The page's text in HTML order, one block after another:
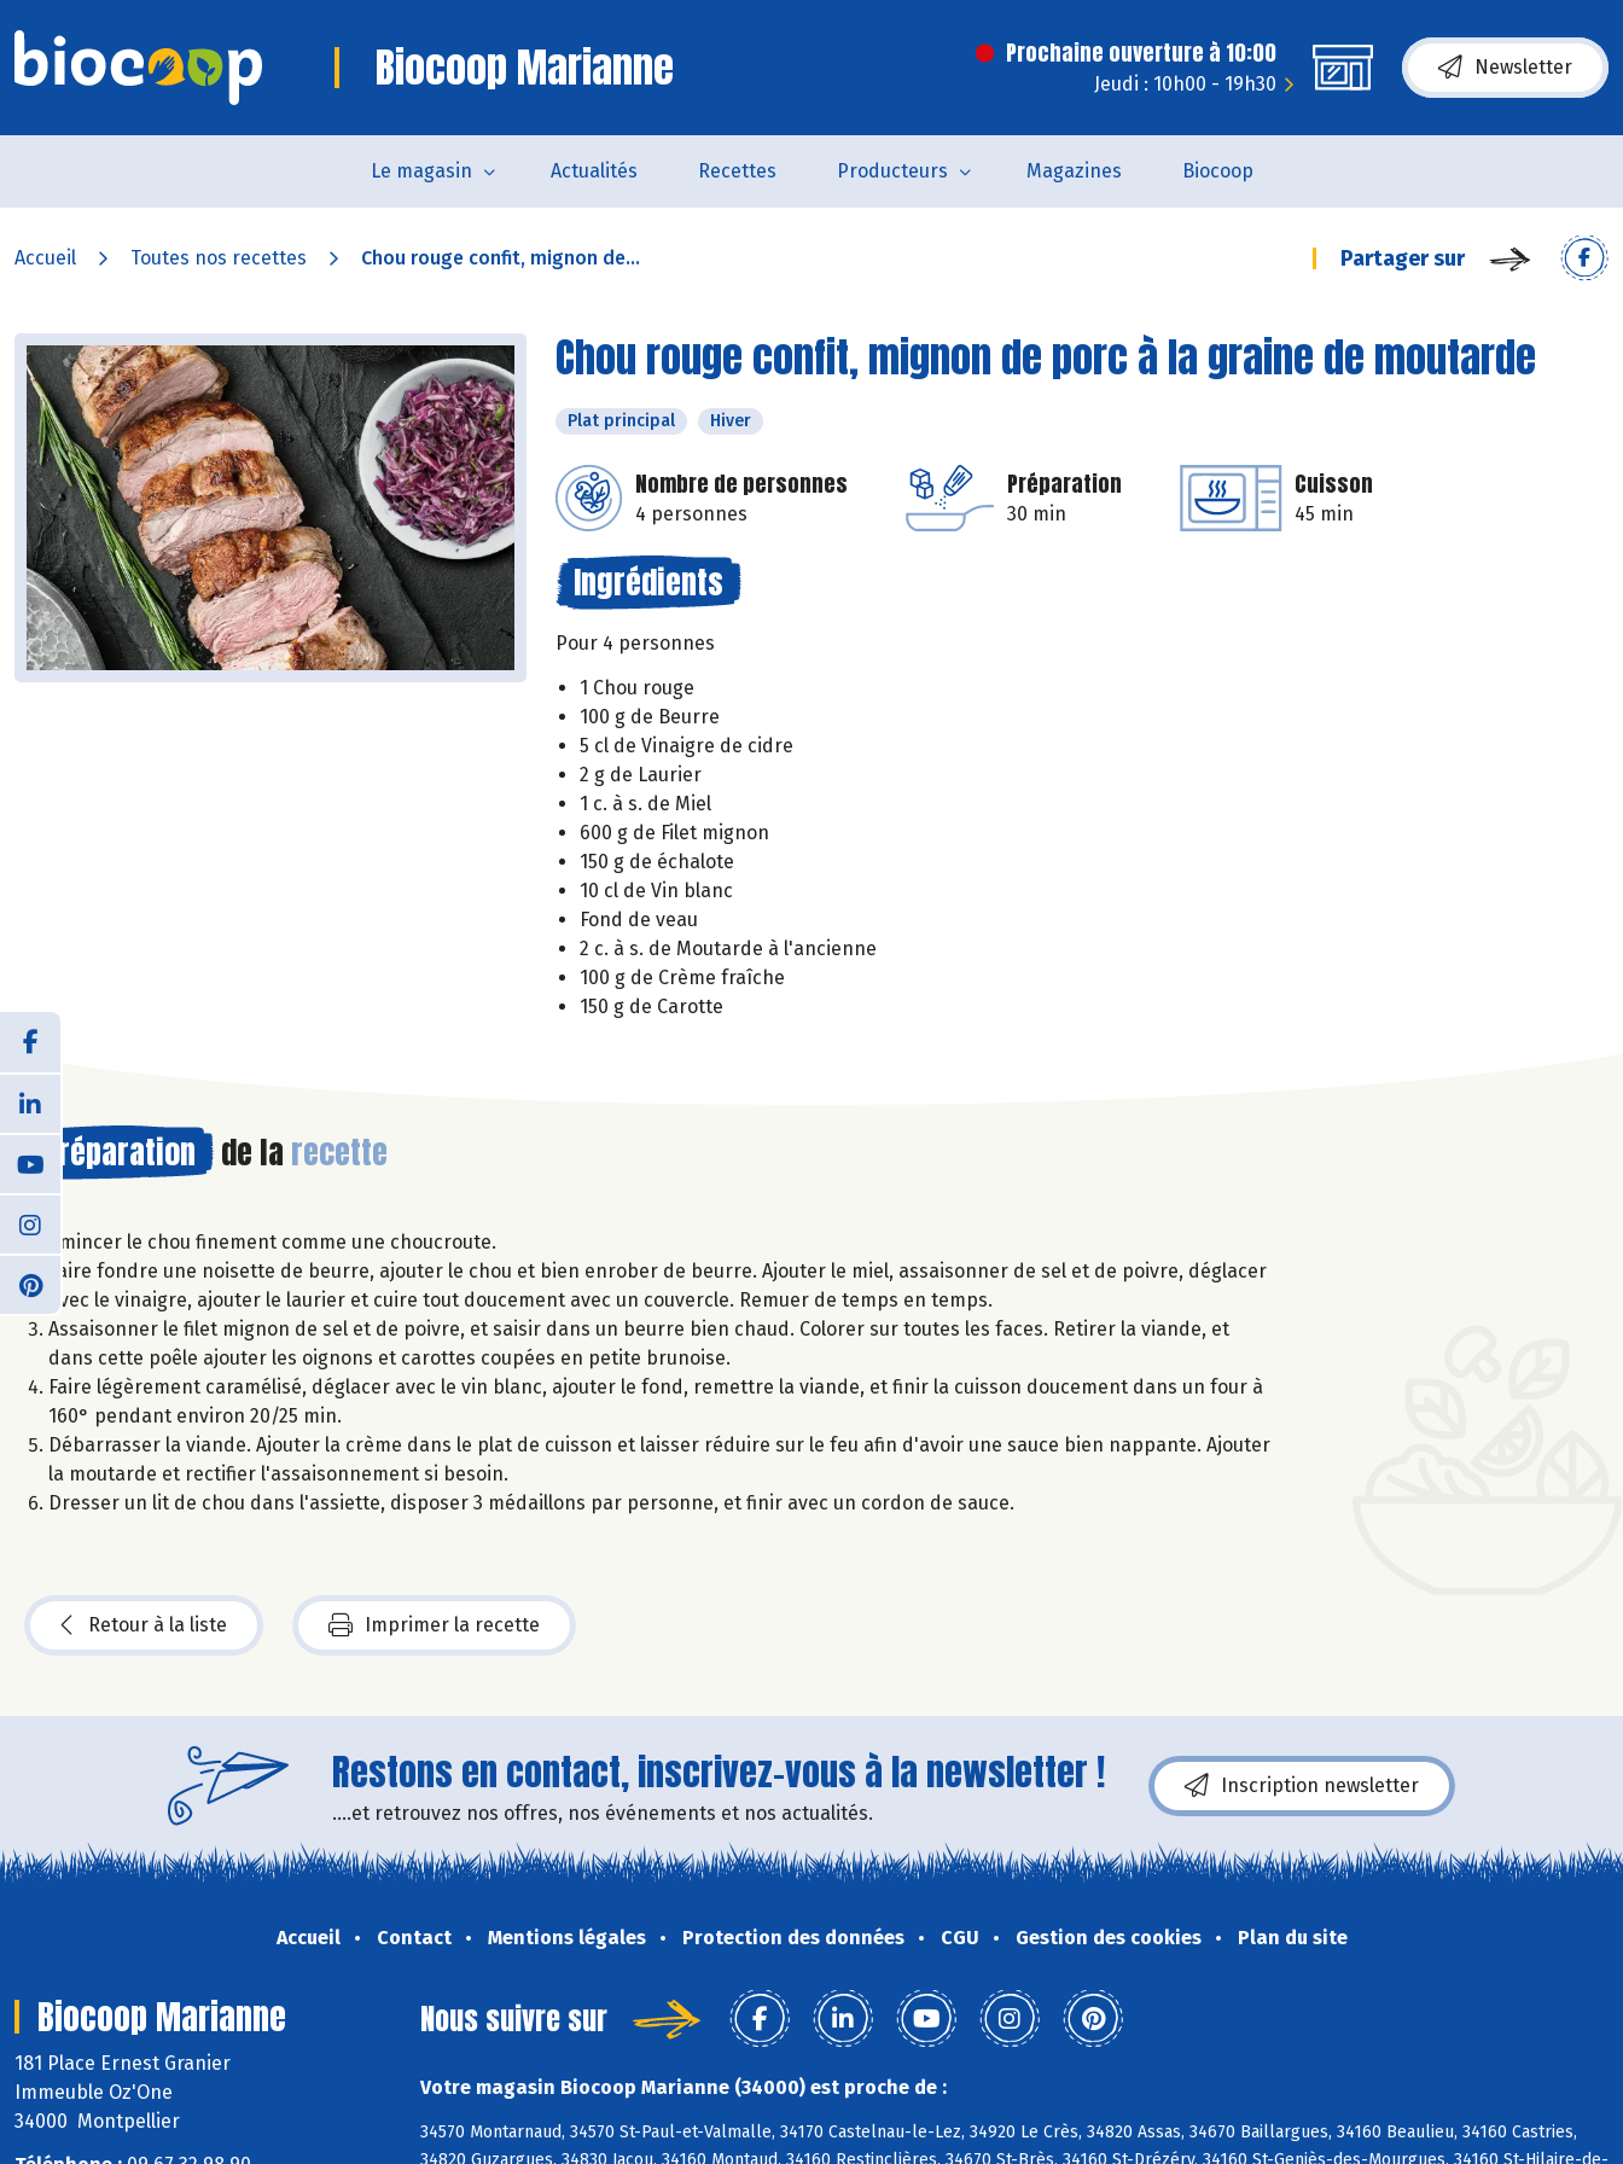
Biocoop Marianne Prochaine ouverture à 10:00
Jeudi : 10h00 - 19h30
Newsletter
Le magasin Actualités Recettes Producteurs Magazines Biocoop
Accueil Toutes nos recettes Chou rouge confit, mignon de... Partager sur
Chou rouge confit, mignon de porc à la graine de moutarde
Plat principal Hiver
Nombre de personnes
4 personnes
Préparation
30 min
Cuisson
45 min
Ingrédients
Pour 4 personnes
1 Chou rouge
100 g de Beurre
5 cl de Vinaigre de cidre
2 g de Laurier
1 c. à s. de Miel
600 g de Filet mignon
150 g de échalote
10 cl de Vin blanc
Fond de veau
2 c. à s. de Moutarde à l'ancienne
100 g de Crème fraîche
150 g de Carotte
Préparation de la recette
Emincer le chou finement comme une choucroute.
Faire fondre une noisette de beurre, ajouter le chou et bien enrober de beurre. Ajouter le miel, assaisonner de sel et de poivre, déglacer
avec le vinaigre, ajouter le laurier et cuire tout doucement avec un couvercle. Remuer de temps en temps.
Assaisonner le filet mignon de sel et de poivre, et saisir dans un beurre bien chaud. Colorer sur toutes les faces. Retirer la viande, et
dans cette poêle ajouter les oignons et carottes coupées en petite brunoise.
Faire légèrement caramélisé, déglacer avec le vin blanc, ajouter le fond, remettre la viande, et finir la cuisson doucement dans un four à
160° pendant environ 20/25 min.
Débarrasser la viande. Ajouter la crème dans le plat de cuisson et laisser réduire sur le feu afin d'avoir une sauce bien nappante. Ajouter
la moutarde et rectifier l'assaisonnement si besoin.
Dresser un lit de chou dans l'assiette, disposer 3 médaillons par personne, et finir avec un cordon de sauce.
Retour à la liste Imprimer la recette
Restons en contact, inscrivez-vous à la newsletter !
....et retrouvez nos offres, nos événements et nos actualités.
Inscription newsletter
Accueil Contact Mentions légales Protection des données CGU Gestion des cookies Plan du site
Biocoop Marianne
181 Place Ernest Granier
Immeuble Oz'One
34000 Montpellier
Nous suivre sur
Votre magasin Biocoop Marianne (34000) est proche de :
34570 Montarnaud, 34570 St-Paul-et-Valmalle, 34170 Castelnau-le-Lez, 34920 Le Crès, 34820 Assas, 34670 Baillargues, 34160 Beaulieu, 34160 Castries,
34820 Guzargues, 34830 Jacou, 34160 Montaud, 34160 Restinclières, 34670 St-Brès, 34160 St-Drézéry, 34160 St-Geniès-des-Mourgues, 34160 St-Hilaire-de-